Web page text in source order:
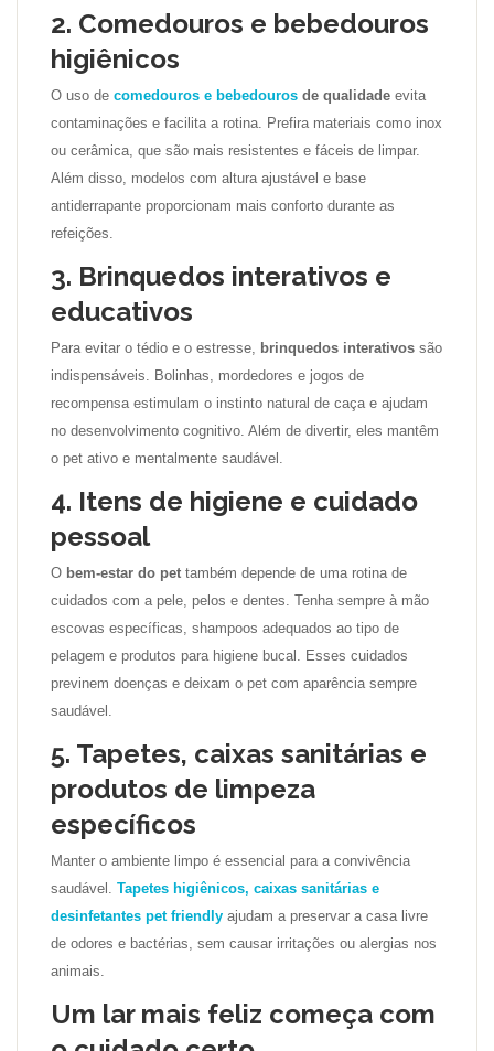
2. Comedouros e bebedouros
higiênicos
O uso de comedouros e bebedouros de qualidade evita
contaminações e facilita a rotina. Prefira materiais como inox
ou cerâmica, que são mais resistentes e fáceis de limpar.
Além disso, modelos com altura ajustável e base
antiderrapante proporcionam mais conforto durante as
refeições.
3. Brinquedos interativos e
educativos
Para evitar o tédio e o estresse, brinquedos interativos são
indispensáveis. Bolinhas, mordedores e jogos de
recompensa estimulam o instinto natural de caça e ajudam
no desenvolvimento cognitivo. Além de divertir, eles mantêm
o pet ativo e mentalmente saudável.
4. Itens de higiene e cuidado
pessoal
O bem-estar do pet também depende de uma rotina de
cuidados com a pele, pelos e dentes. Tenha sempre à mão
escovas específicas, shampoos adequados ao tipo de
pelagem e produtos para higiene bucal. Esses cuidados
previnem doenças e deixam o pet com aparência sempre
saudável.
5. Tapetes, caixas sanitárias e
produtos de limpeza
específicos
Manter o ambiente limpo é essencial para a convivência
saudável. Tapetes higiênicos, caixas sanitárias e
desinfetantes pet friendly ajudam a preservar a casa livre
de odores e bactérias, sem causar irritações ou alergias nos
animais.
Um lar mais feliz começa com